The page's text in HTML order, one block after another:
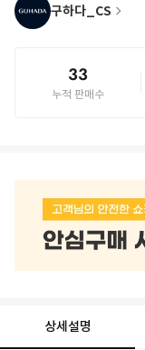
구하다_CS
33
누적 판매수
상세설명